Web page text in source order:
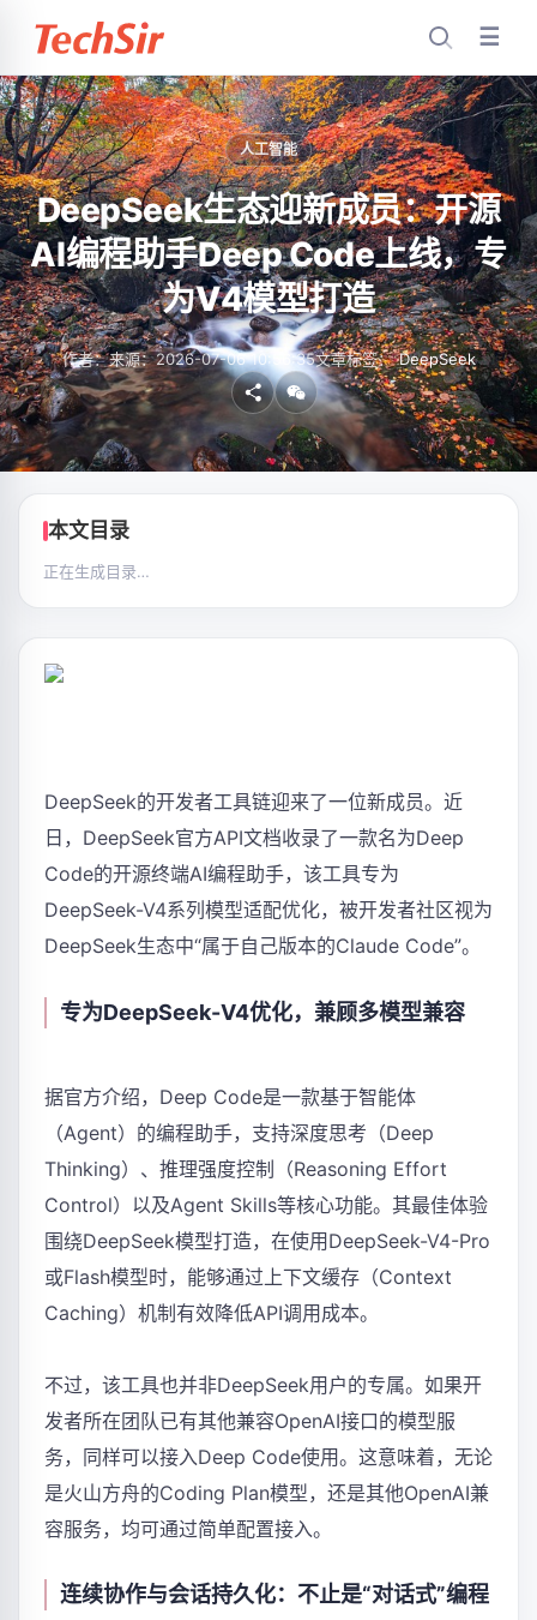
☰
人工智能
DeepSeek生态迎新成员：开源
AI编程助手Deep Code上线，专
为V4模型打造
作者：来源：2026-07-06 10:56:35文章标签： DeepSeek
本文目录
正在生成目录…
DeepSeek的开发者工具链迎来了一位新成员。近
日，DeepSeek官方API文档收录了一款名为Deep
Code的开源终端AI编程助手，该工具专为
DeepSeek-V4系列模型适配优化，被开发者社区视为
DeepSeek生态中“属于自己版本的Claude Code”。
专为DeepSeek-V4优化，兼顾多模型兼容
据官方介绍，Deep Code是一款基于智能体
（Agent）的编程助手，支持深度思考（Deep
Thinking）、推理强度控制（Reasoning Effort
Control）以及Agent Skills等核心功能。其最佳体验
围绕DeepSeek模型打造，在使用DeepSeek-V4-Pro
或Flash模型时，能够通过上下文缓存（Context
Caching）机制有效降低API调用成本。
不过，该工具也并非DeepSeek用户的专属。如果开
发者所在团队已有其他兼容OpenAI接口的模型服
务，同样可以接入Deep Code使用。这意味着，无论
是火山方舟的Coding Plan模型，还是其他OpenAI兼
容服务，均可通过简单配置接入。
连续协作与会话持久化：不止是“对话式”编程